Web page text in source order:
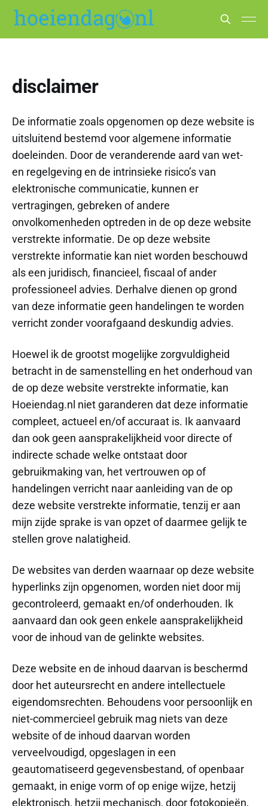
disclaimer
De informatie zoals opgenomen op deze website is
uitsluitend bestemd voor algemene informatie
doeleinden. Door de veranderende aard van wet-
en regelgeving en de intrinsieke risico’s van
elektronische communicatie, kunnen er
vertragingen, gebreken of andere
onvolkomenheden optreden in de op deze website
verstrekte informatie. De op deze website
verstrekte informatie kan niet worden beschouwd
als een juridisch, financieel, fiscaal of ander
professioneel advies. Derhalve dienen op grond
van deze informatie geen handelingen te worden
verricht zonder voorafgaand deskundig advies.
Hoewel ik de grootst mogelijke zorgvuldigheid
betracht in de samenstelling en het onderhoud van
de op deze website verstrekte informatie, kan
Hoeiendag.nl niet garanderen dat deze informatie
compleet, actueel en/of accuraat is. Ik aanvaard
dan ook geen aansprakelijkheid voor directe of
indirecte schade welke ontstaat door
gebruikmaking van, het vertrouwen op of
handelingen verricht naar aanleiding van de op
deze website verstrekte informatie, tenzij er aan
mijn zijde sprake is van opzet of daarmee gelijk te
stellen grove nalatigheid.
De websites van derden waarnaar op deze website
hyperlinks zijn opgenomen, worden niet door mij
gecontroleerd, gemaakt en/of onderhouden. Ik
aanvaard dan ook geen enkele aansprakelijkheid
voor de inhoud van de gelinkte websites.
Deze website en de inhoud daarvan is beschermd
door het auteursrecht en andere intellectuele
eigendomsrechten. Behoudens voor persoonlijk en
niet-commercieel gebruik mag niets van deze
website of de inhoud daarvan worden
verveelvoudigd, opgeslagen in een
geautomatiseerd gegevensbestand, of openbaar
gemaakt, in enige vorm of op enige wijze, hetzij
elektronisch, hetzij mechanisch, door fotokopieën,